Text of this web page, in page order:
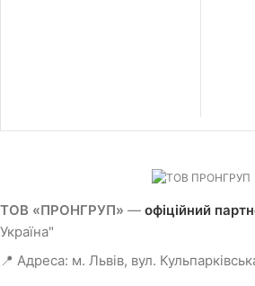
ТОВ «ПРОНГРУП» — офіційний
Україна"
📍 Адреса: м. Львів, вул.